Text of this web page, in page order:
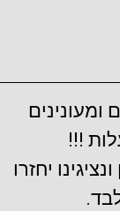
!!!
ונציגינו יחזרו